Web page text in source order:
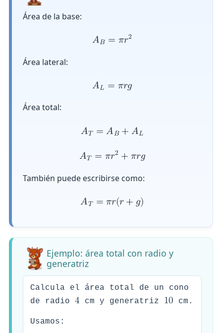
Área de la base:
𝐴𝐵 = 𝜋𝑟2
Área lateral:
𝐴𝐿 = 𝜋𝑟𝑔
Área total:
𝐴𝑇 = 𝐴𝐵 + 𝐴𝐿
𝐴𝑇 = 𝜋𝑟2 + 𝜋𝑟𝑔
También puede escribirse como:
𝐴𝑇 = 𝜋𝑟(𝑟+ 𝑔)
Ejemplo: área total con radio y
generatriz
Calcula el área total de un cono
de radio 4 cm y generatriz 10 cm.
Usamos: